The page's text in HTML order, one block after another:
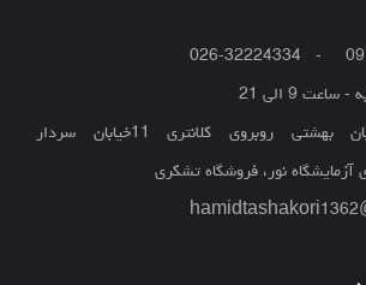
9 الی 21
کرج - خیابان بهشتی روبروی کلانتری 11خیابان سردار
آزمایشگاه نور، فروشگاه تشکری